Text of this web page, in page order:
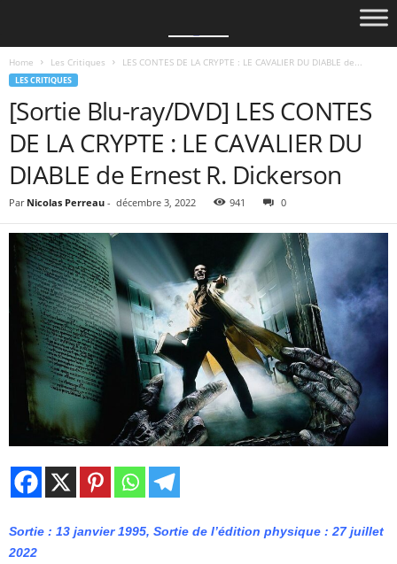
Home Les Critiques LES CONTES DE LA CRYPTE : LE CAVALIER DU DIABLE de...
LES CRITIQUES
[Sortie Blu-ray/DVD] LES CONTES
DE LA CRYPTE : LE CAVALIER DU
DIABLE de Ernest R. Dickerson
Par Nicolas Perreau - décembre 3, 2022 941 0
Sortie : 13 janvier 1995, Sortie de l’édition physique : 27 juillet
2022